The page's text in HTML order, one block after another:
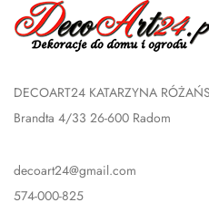
DECOART24 KATARZYNA
Brandta 4/33 26-600 Radom
decoart24@gmail.com
574-000-825